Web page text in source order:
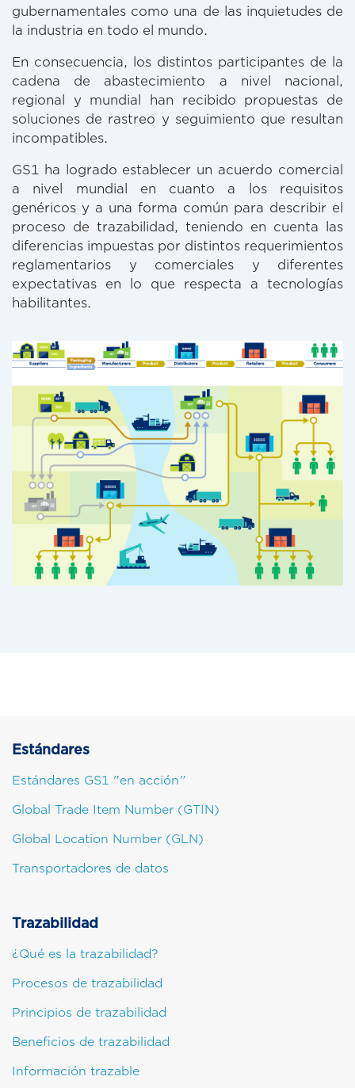
gubernamentales como una de las inquietudes de
la industria en todo el mundo.
En consecuencia, los distintos participantes de la
cadena de abastecimiento a nivel nacional,
regional y mundial han recibido propuestas de
soluciones de rastreo y seguimiento que resultan
incompatibles.
GS1 ha logrado establecer un acuerdo comercial
a nivel mundial en cuanto a los requisitos
genéricos y a una forma común para describir el
proceso de trazabilidad, teniendo en cuenta las
diferencias impuestas por distintos requerimientos
reglamentarios y comerciales y diferentes
expectativas en lo que respecta a tecnologías
habilitantes.
Estándares
Estándares GS1 "en acción"
Global Trade Item Number (GTIN)
Global Location Number (GLN)
Transportadores de datos
Trazabilidad
¿Qué es la trazabilidad?
Procesos de trazabilidad
Principios de trazabilidad
Beneficios de trazabilidad
Información trazable